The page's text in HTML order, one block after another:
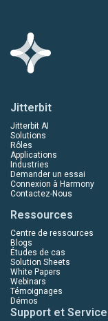
Jitterbit
Jitterbit AI
Solutions
Rôles
Applications
Industries
Demander un essai
Connexion à Harmony
Contactez-Nous
Ressources
Centre de ressources
Blogs
Études de cas
Solution Sheets
White Papers
Webinars
Témoignages
Démos
Support et